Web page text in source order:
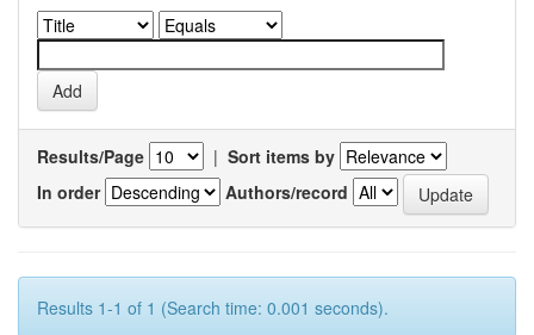
Results/Page | Sort items by
In order
Authors/record
Results 1-1 of 1 (Search time: 0.001 seconds).